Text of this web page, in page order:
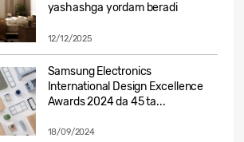
yashashga yordam beradi
12/12/2025
Samsung Electronics
International Design Excellence
Awards 2024 da 45 ta...
18/09/2024